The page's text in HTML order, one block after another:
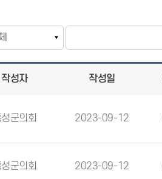
작성자 작성일
군의회 2023-09-12
군의회 2023-09-12